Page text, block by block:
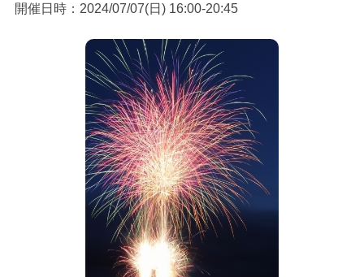
開催日時：2024/07/07(日) 16:00-20:45